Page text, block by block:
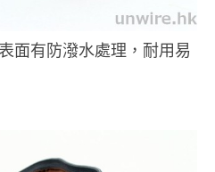
面有防潑水處理，耐用易